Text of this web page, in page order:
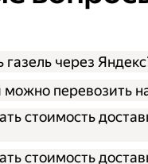
газель через
перевозить
стоимость
стоимость